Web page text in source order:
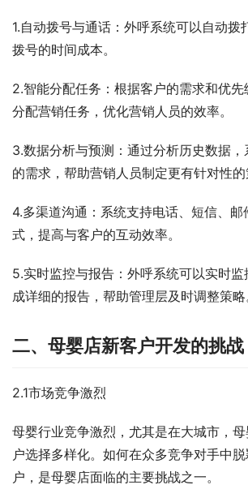
1.自动拨号与通话：外呼系统可以自动拨
拨号的时间成本。
2.智能分配任务：根据客户的需求和优
分配营销任务，优化营销人员的效率。
3.数据分析与预测：通过分析历史数据
的需求，帮助营销人员制定更有针对性的
4.多渠道沟通：系统支持电话、短信、
式，提高与客户的互动效率。
5.实时监控与报告：外呼系统可以实时
成详细的报告，帮助管理层及时调整策略
二、母婴店新客户开发的挑战
2.1市场竞争激烈
母婴行业竞争激烈，尤其是在大城市，
户选择多样化。如何在众多竞争对手中
户，是母婴店面临的主要挑战之一。